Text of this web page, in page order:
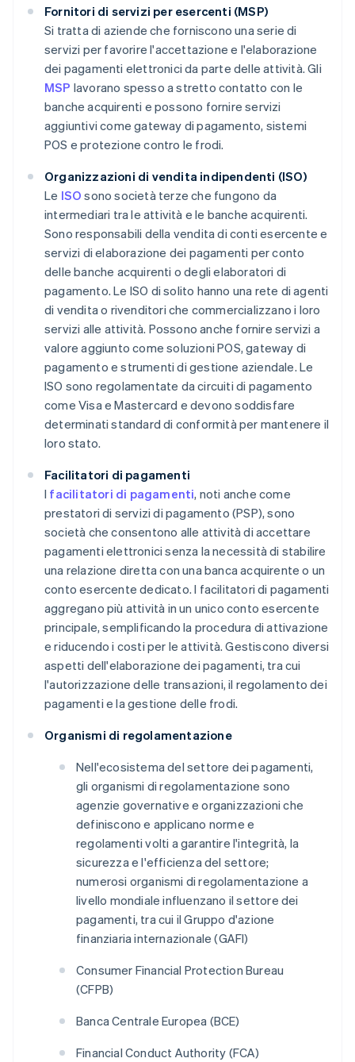
Fornitori di servizi per esercenti (MSP)
Si tratta di aziende che forniscono una serie di
servizi per favorire l'accettazione e l'elaborazione
dei pagamenti elettronici da parte delle attività. Gli
MSP lavorano spesso a stretto contatto con le
banche acquirenti e possono fornire servizi
aggiuntivi come gateway di pagamento, sistemi
POS e protezione contro le frodi.
Organizzazioni di vendita indipendenti (ISO)
Le ISO sono società terze che fungono da
intermediari tra le attività e le banche acquirenti.
Sono responsabili della vendita di conti esercente e
servizi di elaborazione dei pagamenti per conto
delle banche acquirenti o degli elaboratori di
pagamento. Le ISO di solito hanno una rete di agenti
di vendita o rivenditori che commercializzano i loro
servizi alle attività. Possono anche fornire servizi a
valore aggiunto come soluzioni POS, gateway di
pagamento e strumenti di gestione aziendale. Le
ISO sono regolamentate da circuiti di pagamento
come Visa e Mastercard e devono soddisfare
determinati standard di conformità per mantenere il
loro stato.
Facilitatori di pagamenti
I facilitatori di pagamenti, noti anche come
prestatori di servizi di pagamento (PSP), sono
società che consentono alle attività di accettare
pagamenti elettronici senza la necessità di stabilire
una relazione diretta con una banca acquirente o un
conto esercente dedicato. I facilitatori di pagamenti
aggregano più attività in un unico conto esercente
principale, semplificando la procedura di attivazione
e riducendo i costi per le attività. Gestiscono diversi
aspetti dell'elaborazione dei pagamenti, tra cui
l'autorizzazione delle transazioni, il regolamento dei
pagamenti e la gestione delle frodi.
Organismi di regolamentazione
Nell'ecosistema del settore dei pagamenti,
gli organismi di regolamentazione sono
agenzie governative e organizzazioni che
definiscono e applicano norme e
regolamenti volti a garantire l'integrità, la
sicurezza e l'efficienza del settore;
numerosi organismi di regolamentazione a
livello mondiale influenzano il settore dei
pagamenti, tra cui il Gruppo d'azione
finanziaria internazionale (GAFI)
Consumer Financial Protection Bureau
(CFPB)
Banca Centrale Europea (BCE)
Financial Conduct Authority (FCA)